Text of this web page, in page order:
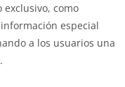
como
especial
a los usuarios una